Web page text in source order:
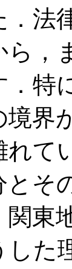
．法
ら，
．特
境界
れて
とそ
関東
した